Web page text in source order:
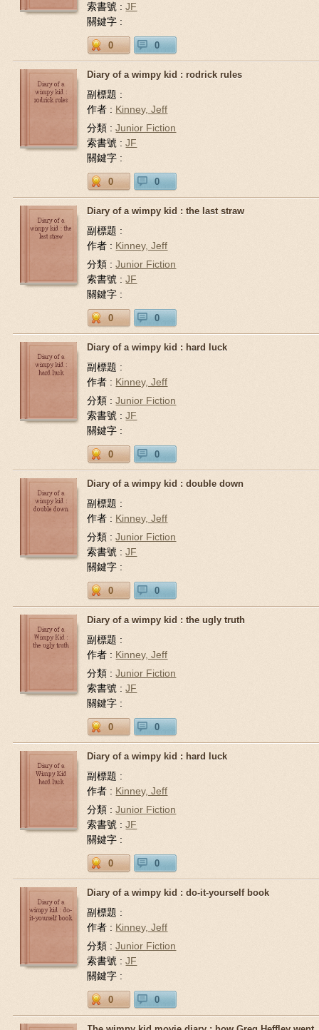
索書號 :JF
關鍵字 :
0 0
Diary of a wimpy kid : rodrick rules
副標題 :
作者 : Kinney, Jeff
分類 :Junior Fiction
索書號 :JF
關鍵字 :
0 0
Diary of a wimpy kid : the last straw
副標題 :
作者 : Kinney, Jeff
分類 :Junior Fiction
索書號 :JF
關鍵字 :
0 0
Diary of a wimpy kid : hard luck
副標題 :
作者 : Kinney, Jeff
分類 :Junior Fiction
索書號 :JF
關鍵字 :
0 0
Diary of a wimpy kid : double down
副標題 :
作者 : Kinney, Jeff
分類 :Junior Fiction
索書號 :JF
關鍵字 :
0 0
Diary of a wimpy kid : the ugly truth
副標題 :
作者 : Kinney, Jeff
分類 :Junior Fiction
索書號 :JF
關鍵字 :
0 0
Diary of a wimpy kid : hard luck
副標題 :
作者 : Kinney, Jeff
分類 :Junior Fiction
索書號 :JF
關鍵字 :
0 0
Diary of a wimpy kid : do-it-yourself book
副標題 :
作者 : Kinney, Jeff
分類 :Junior Fiction
索書號 :JF
關鍵字 :
0 0